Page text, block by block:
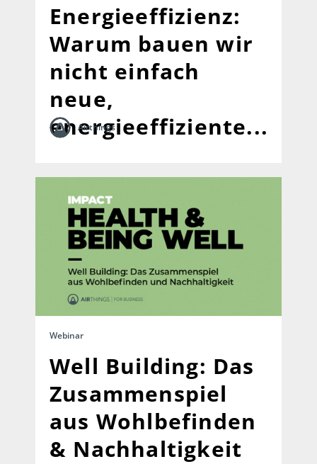
Energieeffizienz:
Warum bauen wir
nicht einfach
neue,
energieeffiziente...
Airthings
Webinar
Well Building: Das
Zusammenspiel
aus Wohlbefinden
& Nachhaltigkeit